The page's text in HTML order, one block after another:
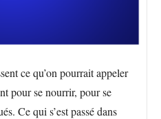
ce qu’on pourrait appeler
pour se nourrir, pour se
Ce qui s’est passé dans